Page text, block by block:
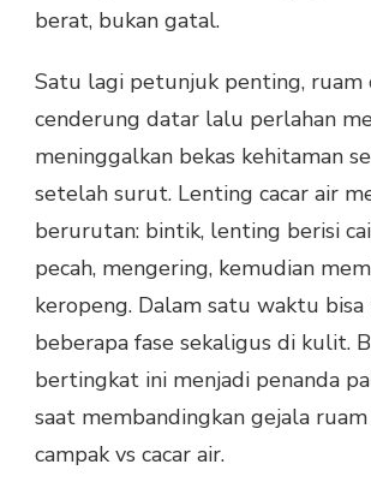
berat, bukan gatal.
Satu lagi petunjuk penting, ruam
cenderung datar lalu perlahan
meninggalkan bekas kehitaman
setelah surut. Lenting cacar air
berurutan: bintik, lenting berisi
pecah, mengering, kemudian
keropeng. Dalam satu waktu
beberapa fase sekaligus di kulit.
bertingkat ini menjadi penanda
saat membandingkan gejala
campak vs cacar air.